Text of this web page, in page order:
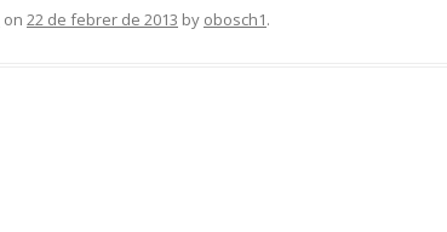
on 22 de febrer de 2013 by obosch1.